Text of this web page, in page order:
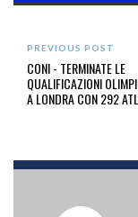
PREVIOUS POST
CONI - TERMINATE LE
QUALIFICAZIONI
A LONDRA CON 292